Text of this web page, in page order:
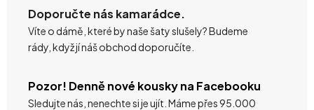
Doporučte nás kamarádce.
Víte o dámě, které by naše šaty slušely? Budeme
rády, když jí náš obchod doporučíte.
Pozor! Denně nové kousky na Facebooku
Sledujte nás, nenechte si je ujít. Máme přes 95.000